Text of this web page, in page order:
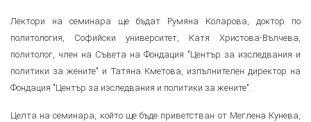
Лектори на семинара ще бъдат Румяна Коларова, доктор по
политология, Софийски университет, Катя Христова-Вълчева,
политолог, член на Съвета на Фондация "Център за изследвания и
политики за жените" и Татяна Кметова, изпълнителен директор на
Фондация "Център за изследвания и политики за жените".
Целта на семинара, който ще бъде приветстван от Меглена Кунева,